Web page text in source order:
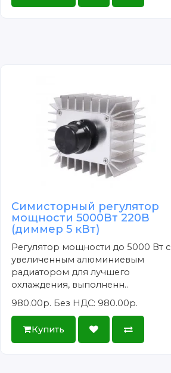
Симисторный регулятор
мощности 5000Вт 220В
(диммер 5 кВт)
Регулятор мощности до 5000 Вт с
увеличенным алюминиевым
радиатором для лучшего
охлаждения, выполненн..
980.00р. Без НДС: 980.00р.
Купить